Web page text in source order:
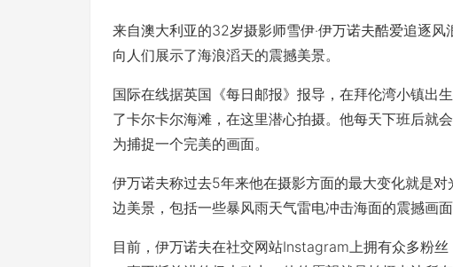
来自澳大利亚的32岁摄影师雪伊‧伊万诺夫酷爱追逐
向人们展示了海浪滔天的震撼美景。
国际在线据英国《每日邮报》报导，在拜伦湾小镇出
了卡尔卡尔海滩，在这里潜心拍摄。他每天下班后就
为捕捉一个完美的画面。
伊万诺夫称过去5年来他在摄影方面的最大变化就是
边美景，包括一些暴风雨天气雷电冲击海面的震撼画面
目前，伊万诺夫在社交网站Instagram上拥有众多粉